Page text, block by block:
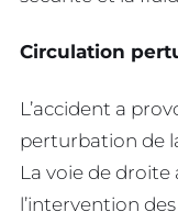
Circulation
L’accident a
perturbation de
La voie de
l’intervention